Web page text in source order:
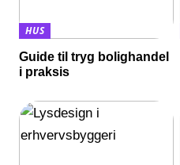
HUS
Guide til tryg bolighandel
i praksis